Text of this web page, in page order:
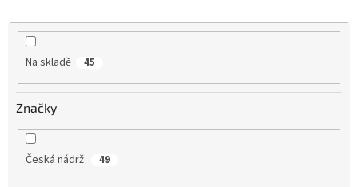
t
ů
Na skladě 45
Značky
Česká nádrž 49